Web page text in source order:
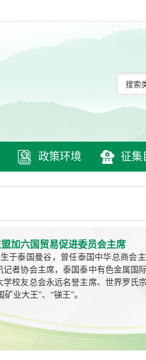
搜索
政策环境 征集
加六国贸易促进委员会主席
于泰国曼谷，曾任泰国中华总商会
者协会主席，泰国泰中有色金属国
校友总会永远名誉主席、世界罗氏
业大王”、“锑王”。